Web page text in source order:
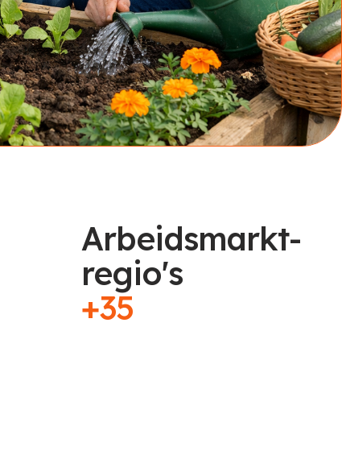
Arbeidsmarkt-
regio's
+35